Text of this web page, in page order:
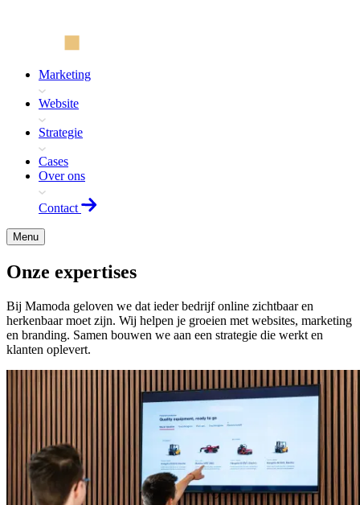
Marketing
Website
Strategie
Cases
Over ons
Contact
Menu
Onze expertises
Bij Mamoda geloven we dat ieder bedrijf online zichtbaar en
herkenbaar moet zijn. Wij helpen je groeien met websites, marketing
en branding. Samen bouwen we aan een strategie die werkt en
klanten oplevert.